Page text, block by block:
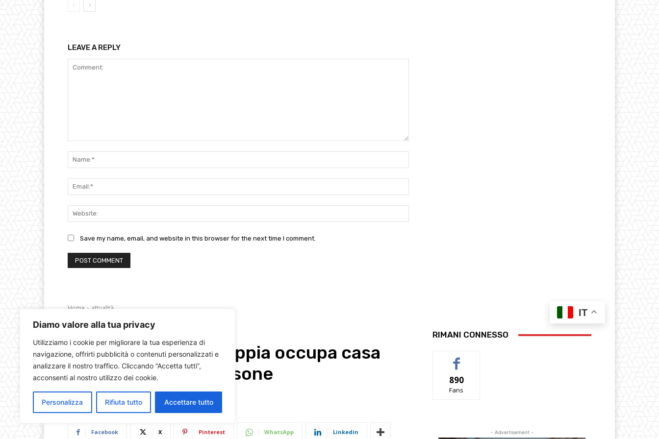
Diamo valore alla tua privacy
Utilizziamo i cookie per migliorare la tua esperienza di
navigazione, offrirti pubblicità o contenuti personalizzati e
analizzare il nostro traffico. Cliccando “Accetta tutti”,
acconsenti al nostro utilizzo dei cookie.
Personalizza Rifiuta tutto Accettare tutto
LEAVE A REPLY
Save my name, email, and website in this browser for the next time I comment.